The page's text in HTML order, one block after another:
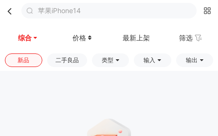
苹果iPhone14
综合 价格 最新上架 筛选
新品 二手良品 类型 输入 输出